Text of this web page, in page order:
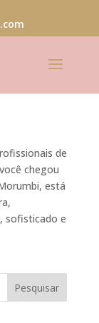
de
chegou
está
sofisticado e
Pesquisar